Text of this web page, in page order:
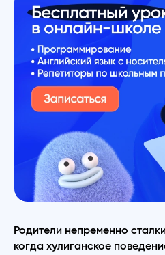
Родители непременно
когда хулиганское